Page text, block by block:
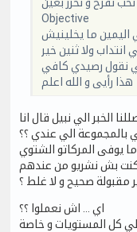
Objective
ما يخلينيش
ولا ثنين خير
نقول رصيدي كافي
هذا رأيى و الله اعلم
الخبر الي نبيل قال انا
بالمجموعة الي عندي ؟؟
ما يوفى المركاتو الشتوي
كنت بش نشريو من عندهم
مقبولة صحيح و لا غلط ؟
اي … اش نعملوا ؟؟
علي كل المستويات و خاصة